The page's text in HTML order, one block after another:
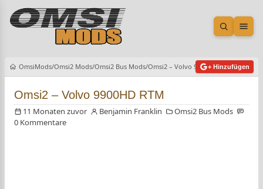
Suche
OmsiMods Omsi2 Mods Omsi2 Bus Mods Omsi2 – Volvo 9900HD RTM
+ Hinzufügen
Omsi2 – Volvo 9900HD RTM
11 Monaten zuvor Benjamin Franklin
Omsi2 Bus Mods
0 Kommentare